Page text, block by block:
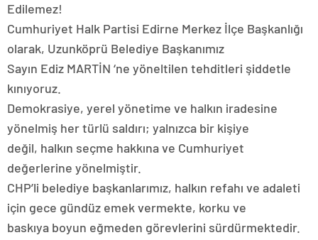
Edilemez!
Cumhuriyet Halk Partisi Edirne Merkez İlçe Başkanlığı
olarak, Uzunköprü Belediye Başkanımız
Sayın Ediz MARTİN ‘ne yöneltilen tehditleri şiddetle
kınıyoruz.
Demokrasiye, yerel yönetime ve halkın iradesine
yönelmiş her türlü saldırı; yalnızca bir kişiye
değil, halkın seçme hakkına ve Cumhuriyet
değerlerine yönelmiştir.
CHP’li belediye başkanlarımız, halkın refahı ve adaleti
için gece gündüz emek vermekte, korku ve
baskıya boyun eğmeden görevlerini sürdürmektedir.